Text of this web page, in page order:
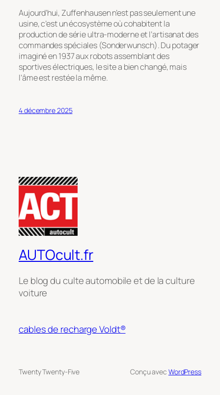
Aujourd’hui, Zuffenhausen n’est pas seulement une
usine, c’est un écosystème où cohabitent la
production de série ultra-moderne et l’artisanat des
commandes spéciales (Sonderwunsch). Du potager
imaginé en 1937 aux robots assemblant des
sportives électriques, le site a bien changé, mais
l’âme est restée la même.
4 décembre 2025
AUTOcult.fr
Le blog du culte automobile et de la culture
voiture
cables de recharge Voldt®
Twenty Twenty-Five Conçu avec WordPress